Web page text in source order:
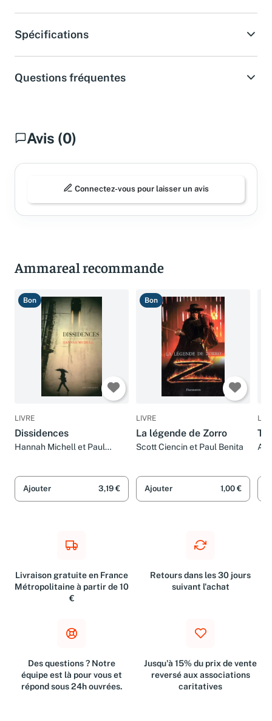
Spécifications
Questions fréquentes
Avis (0)
Connectez-vous pour laisser un avis
Ammareal recommande
Bon
LIVRE
Dissidences
Hannah Michell et Paul
Ajouter 3,19 €
Bon
LIVRE
La légende de Zorro
Scott Ciencin et Paul Benita
Ajouter 1,00 €
Livraison gratuite en France
Métropolitaine à partir de 10
€
Retours dans les 30 jours
suivant l'achat
Des questions ? Notre
équipe est là pour vous et
répond sous 24h ouvrées.
Jusqu'à 15% du prix de vente
reversé aux associations
caritatives